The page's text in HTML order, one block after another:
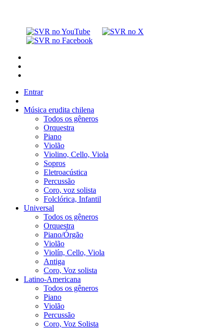
Entrar
Música erudita chilena
Todos os gêneros
Orquestra
Piano
Violão
Violino, Cello, Viola
Sopros
Eletroacústica
Percussão
Coro, voz solista
Folclórica, Infantil
Universal
Todos os gêneros
Orquestra
Piano/Órgão
Violão
Violín, Cello, Viola
Antiga
Coro, Voz solista
Latino-Americana
Todos os gêneros
Piano
Violão
Percussão
Coro, Voz Solista